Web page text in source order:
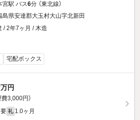
宮駅 バス6分 （東北線）
島県安達郡大玉村大山字北新田
/ 2年7ヶ月 / 木造
宅配ボックス
万円
費3,000円）
礼 1.0ヶ月